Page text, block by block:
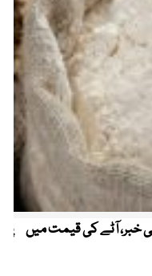
خبر، آٹے کی قیمت میں